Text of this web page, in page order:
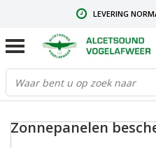
LEVERING
GRATIS
CONTACT:
Zonnepanelen